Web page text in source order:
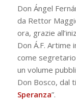
Don Ángel
da Rettor
ora, grazie
Don Á.F. Artime
come
un volume
Don Bosco, dal
Speranza”.